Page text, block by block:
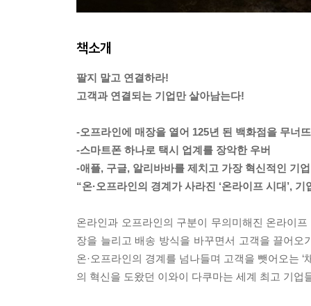
책소개
팔지 말고 연결하라!
고객과 연결되는 기업만 살아남는다!
-오프라인에 매장을 열어 125년 된 백화점을 무너
-스마트폰 하나로 택시 업계를 장악한 우버
-애플, 구글, 알리바바를 제치고 가장 혁신적인 기
“온·오프라인의 경계가 사라진 ‘온라이프 시대’,
온라인과 오프라인의 구분이 무의미해진 온라이
장을 늘리고 배송 방식을 바꾸면서 고객을 끌어오
온·오프라인의 경계를 넘나들며 고객을 뺏어오는
의 혁신을 도왔던 이와이 다쿠마는 세계 최고 기